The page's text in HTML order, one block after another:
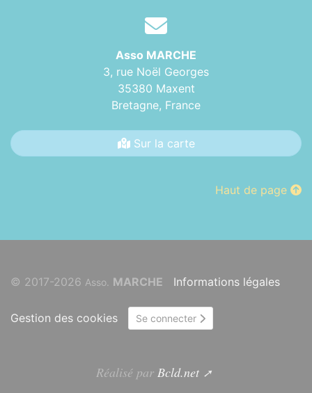
Asso MARCHE
3, rue Noël Georges
35380 Maxent
Bretagne, France
Sur la carte
Haut de page
© 2017-2026 Asso. MARCHE Informations légales
Gestion des cookies Se connecter
Réalisé par Bcld.net